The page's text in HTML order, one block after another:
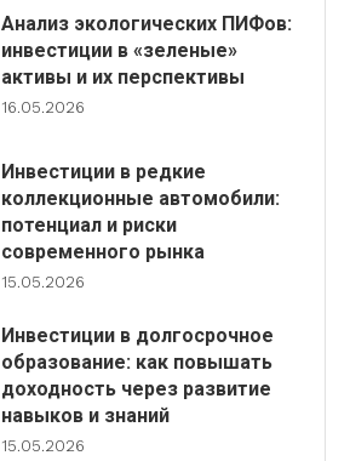
Анализ экологических ПИФов:
инвестиции в «зеленые»
активы и их перспективы
16.05.2026
Инвестиции в редкие
коллекционные автомобили:
потенциал и риски
современного рынка
15.05.2026
Инвестиции в долгосрочное
образование: как повышать
доходность через развитие
навыков и знаний
15.05.2026